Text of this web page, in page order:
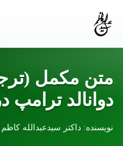
متن مکمل
دوانالد ترامپ
نویسنده: داکتر سیدعبدالله کاظم | تاریخ